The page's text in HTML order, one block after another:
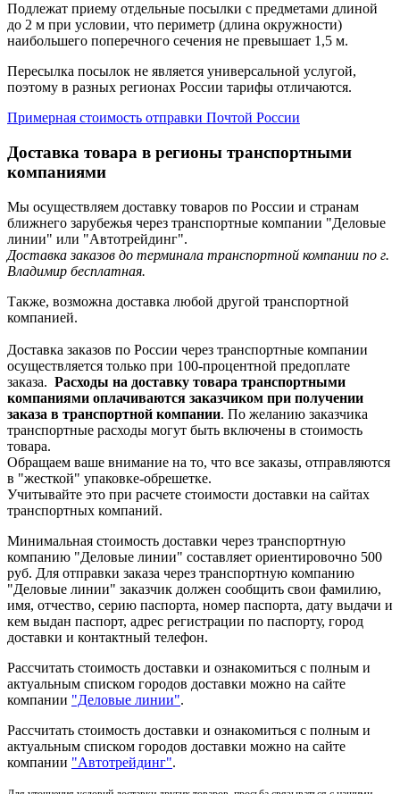
Подлежат приему отдельные посылки с предметами длиной
до 2 м при условии, что периметр (длина окружности)
наибольшего поперечного сечения не превышает 1,5 м.
Пересылка посылок не является универсальной услугой,
поэтому в разных регионах России тарифы отличаются.
Примерная стоимость отправки Почтой России
Доставка товара в регионы транспортными
компаниями
Мы осуществляем доставку товаров по России и странам
ближнего зарубежья через транспортные компании "Деловые
линии" или "Автотрейдинг".
Доставка заказов до терминала транспортной компании по г.
Владимир бесплатная.
Также, возможна доставка любой другой транспортной
компанией.
Доставка заказов по России через транспортные компании
осуществляется только при 100-процентной предоплате
заказа. Расходы на доставку товара транспортными
компаниями оплачиваются заказчиком при получении
заказа в транспортной компании. По желанию заказчика
транспортные расходы могут быть включены в стоимость
товара.
Обращаем ваше внимание на то, что все заказы, отправляются
в "жесткой" упаковке-обрешетке.
Учитывайте это при расчете стоимости доставки на сайтах
транспортных компаний.
Минимальная стоимость доставки через транспортную
компанию "Деловые линии" составляет ориентировочно 500
руб. Для отправки заказа через транспортную компанию
"Деловые линии" заказчик должен сообщить свои фамилию,
имя, отчество, серию паспорта, номер паспорта, дату выдачи и
кем выдан паспорт, адрес регистрации по паспорту, город
доставки и контактный телефон.
Рассчитать стоимость доставки и ознакомиться с полным и
актуальным списком городов доставки можно на сайте
компании "Деловые линии".
Рассчитать стоимость доставки и ознакомиться с полным и
актуальным списком городов доставки можно на сайте
компании "Автотрейдинг".